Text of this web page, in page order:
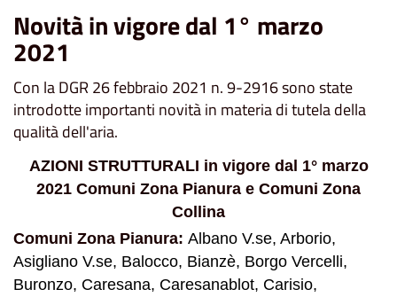
Novità in vigore dal 1° marzo
2021
Con la DGR 26 febbraio 2021 n. 9-2916 sono state
introdotte importanti novità in materia di tutela della
qualità dell'aria.
AZIONI STRUTTURALI in vigore dal 1° marzo
2021 Comuni Zona Pianura e Comuni Zona
Collina
Comuni Zona Pianura: Albano V.se, Arborio,
Asigliano V.se, Balocco, Bianzè, Borgo Vercelli,
Buronzo, Caresana, Caresanablot, Carisio,